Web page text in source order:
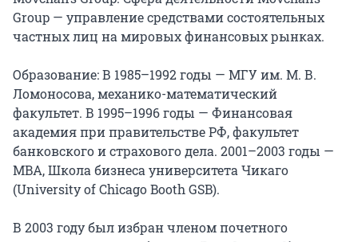
Group — управление средствами состоятельных
частных лиц на мировых финансовых рынках.
Образование: В 1985–1992 годы — МГУ им. М. В.
Ломоносова, механико-математический
факультет. В 1995–1996 годы — Финансовая
академия при правительстве РФ, факультет
банковского и страхового дела. 2001–2003 годы —
MBA, Школа бизнеса университета Чикаго
(University of Chicago Booth GSB).
В 2003 году был избран членом почетного